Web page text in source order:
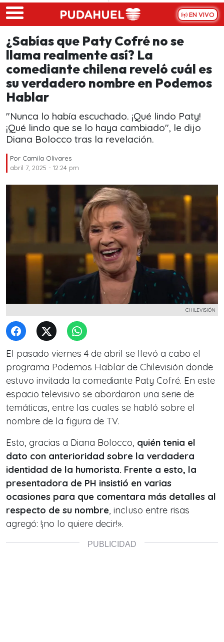
Skip to main content
EN VIVO
¿Sabías que Paty Cofré no se
llama realmente así? La
comediante chilena reveló cuál es
su verdadero nombre en Podemos
Hablar
"Nunca lo había escuchado. ¡Qué lindo Paty!
¡Qué lindo que se lo haya cambiado", le dijo
Diana Bolocco tras la revelación.
Por Camila Olivares
abril 7, 2025 - 12:24 pm
CHILEVISIÓN
El pasado viernes 4 de abril se llevó a cabo el
programa Podemos Hablar de Chilevisión donde
estuvo invitada la comediante Paty Cofré. En este
espacio televisivo se abordaron una serie de
temáticas, entre las cuales se habló sobre el
nombre de la figura de TV.
Esto, gracias a Diana Bolocco, quién tenia el
dato con anterioridad sobre la verdadera
identidad de la humorista. Frente a esto, la
presentadora de PH insistió en varias
ocasiones para que comentara más detalles al
respecto de su nombre, incluso entre risas
agregó: !¡no lo quiere decir!».